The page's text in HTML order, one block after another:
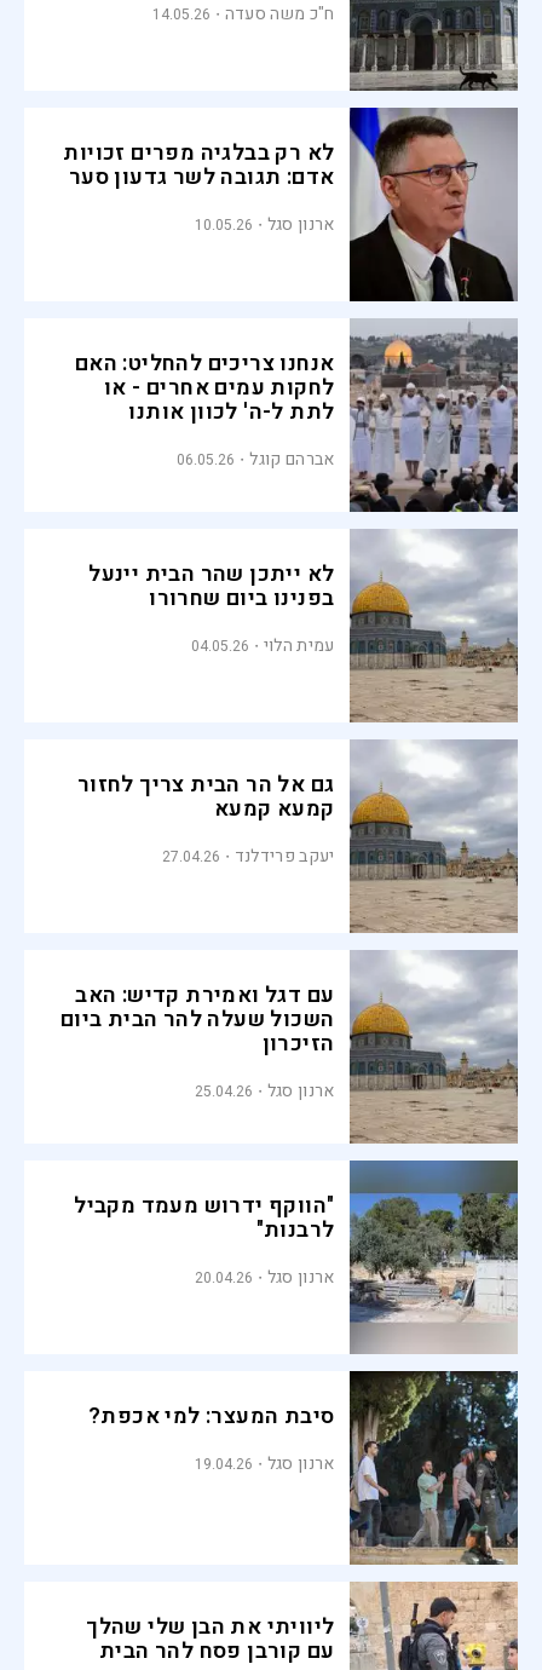
ח"כ משה סעדה 14.05.26
לא רק בבלגיה מפרים זכויות
אדם: תגובה לשר גדעון סער
ארנון סגל 10.05.26
אנחנו צריכים להחליט: האם
לחקות עמים אחרים - או
לתת ל-ה' לכוון אותנו
אברהם קוגל 06.05.26
לא ייתכן שהר הבית יינעל
בפנינו ביום שחרורו
עמית הלוי 04.05.26
גם אל הר הבית צריך לחזור
קמעא קמעא
יעקב פרידלנד 27.04.26
עם דגל ואמירת קדיש: האב
השכול שעלה להר הבית ביום
הזיכרון
ארנון סגל 25.04.26
"הווקף ידרוש מעמד מקביל
לרבנות"
ארנון סגל 20.04.26
סיבת המעצר: למי אכפת?
ארנון סגל 19.04.26
ליוויתי את הבן שלי שהלך
עם קורבן פסח להר הבית